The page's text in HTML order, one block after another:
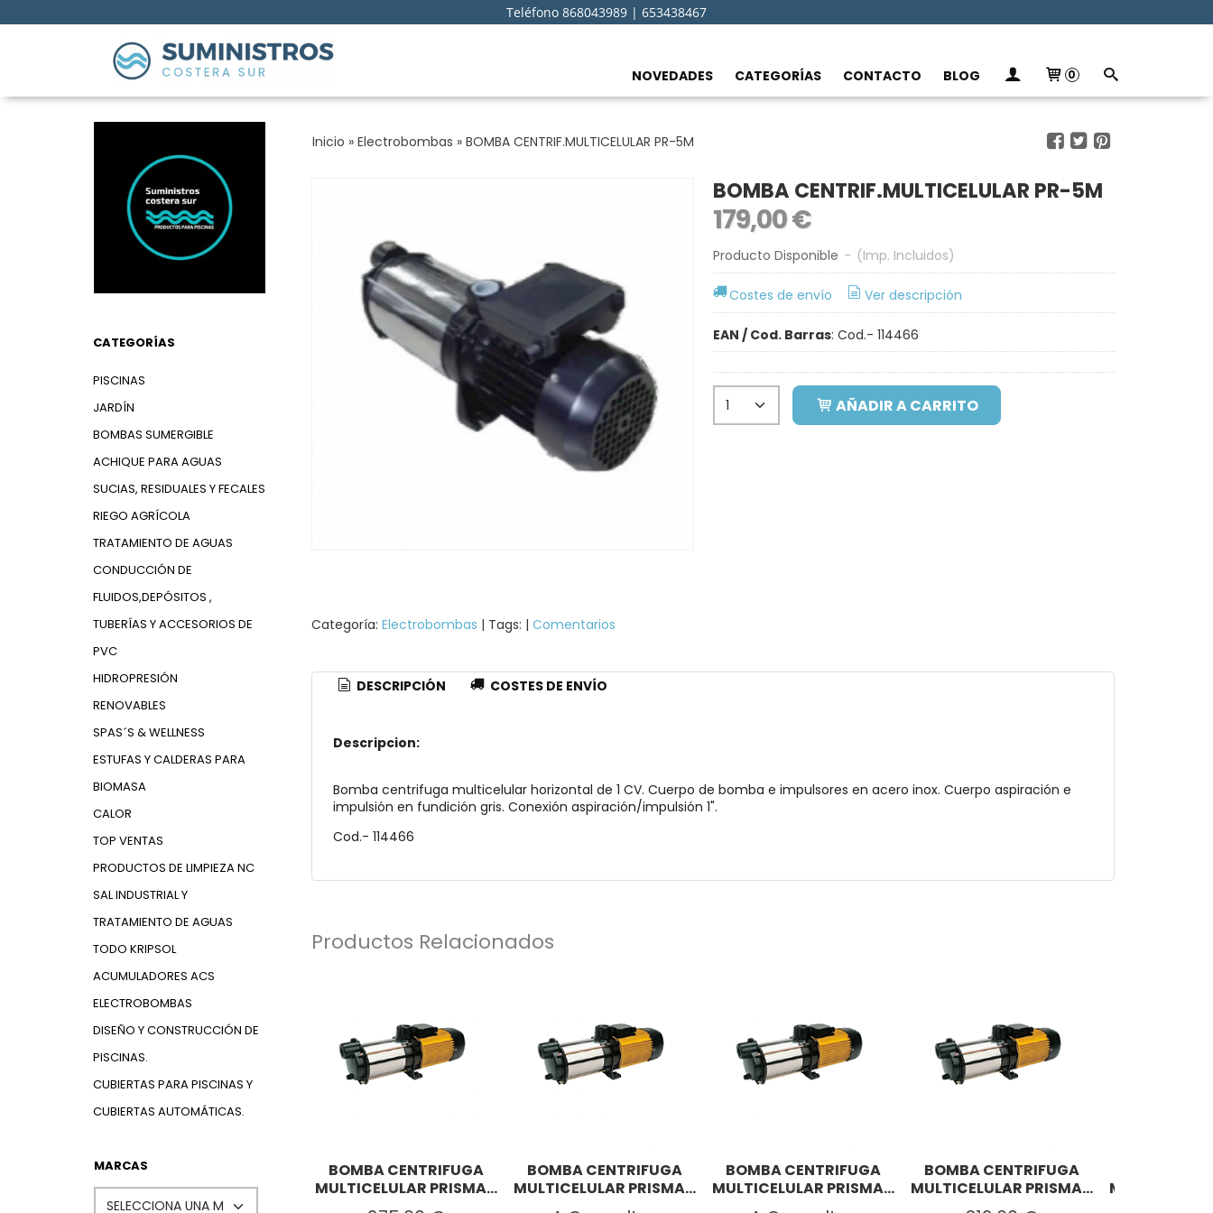
Teléfono 868043989 | 653438467
NOVEDADES CATEGORÍAS CONTACTO BLOG 0
CATEGORÍAS
PISCINAS
JARDÍN
BOMBAS SUMERGIBLE
ACHIQUE PARA AGUAS
SUCIAS, RESIDUALES Y FECALES
RIEGO AGRÍCOLA
TRATAMIENTO DE AGUAS
CONDUCCIÓN DE
FLUIDOS,DEPÓSITOS ,
TUBERÍAS Y ACCESORIOS DE
PVC
HIDROPRESIÓN
RENOVABLES
SPAS´S & WELLNESS
ESTUFAS Y CALDERAS PARA
BIOMASA
CALOR
TOP VENTAS
PRODUCTOS DE LIMPIEZA NC
SAL INDUSTRIAL Y
TRATAMIENTO DE AGUAS
TODO KRIPSOL
ACUMULADORES ACS
ELECTROBOMBAS
DISEÑO Y CONSTRUCCIÓN DE
PISCINAS.
CUBIERTAS PARA PISCINAS Y
CUBIERTAS AUTOMÁTICAS.
MARCAS
Inicio » Electrobombas » BOMBA CENTRIF.MULTICELULAR PR-5M
BOMBA CENTRIF.MULTICELULAR PR-5M
179,00 €
Producto Disponible - (Imp. Incluidos)
Costes de envío Ver descripción
EAN / Cod. Barras: Cod.- 114466
AÑADIR A CARRITO
Categoría: Electrobombas | Tags: | Comentarios
DESCRIPCIÓN COSTES DE ENVÍO
Descripcion:
Bomba centrifuga multicelular horizontal de 1 CV. Cuerpo de bomba e impulsores en acero inox. Cuerpo aspiración e
impulsión en fundición gris. Conexión aspiración/impulsión 1".
Cod.- 114466
Productos Relacionados
BOMBA CENTRIFUGA
MULTICELULAR PRISMA...
BOMBA CENTRIFUGA
MULTICELULAR PRISMA...
BOMBA CENTRIFUGA
MULTICELULAR PRISMA...
BOMBA CENTRIFUGA
MULTICELULAR PRISMA...